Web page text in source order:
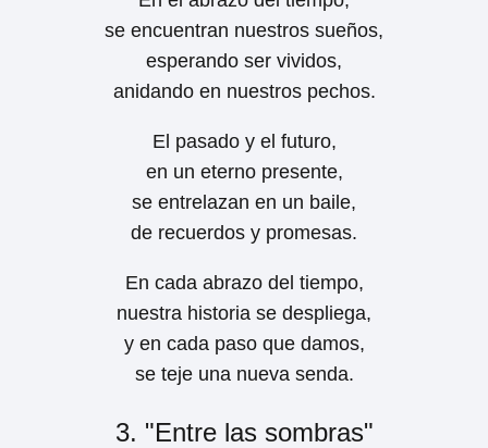
se encuentran nuestros sueños,
esperando ser vividos,
anidando en nuestros pechos.
El pasado y el futuro,
en un eterno presente,
se entrelazan en un baile,
de recuerdos y promesas.
En cada abrazo del tiempo,
nuestra historia se despliega,
y en cada paso que damos,
se teje una nueva senda.
3. "Entre las sombras"